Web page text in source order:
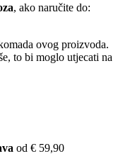
, ako naručite do:
ovog proizvoda.
to bi moglo utjecati na
od € 59,90